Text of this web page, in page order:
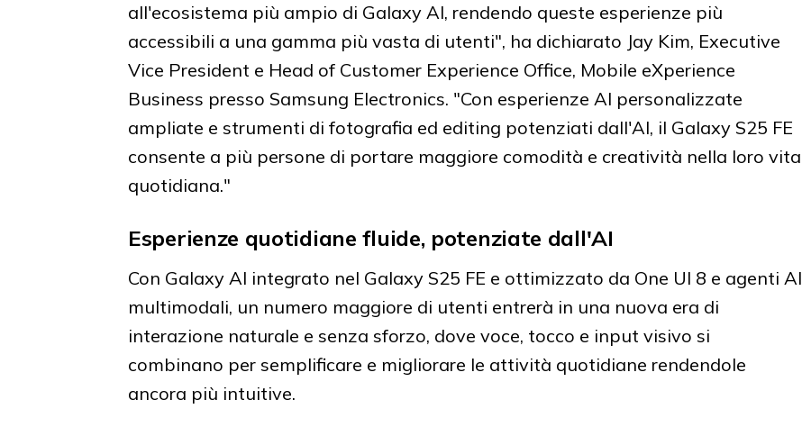
all'ecosistema più ampio di Galaxy AI, rendendo queste esperienze più
accessibili a una gamma più vasta di utenti", ha dichiarato Jay Kim, Executive
Vice President e Head of Customer Experience Office, Mobile eXperience
Business presso Samsung Electronics. "Con esperienze AI personalizzate
ampliate e strumenti di fotografia ed editing potenziati dall'AI, il Galaxy S25 FE
consente a più persone di portare maggiore comodità e creatività nella loro vita
quotidiana."
Esperienze quotidiane fluide, potenziate dall'AI
Con Galaxy AI integrato nel Galaxy S25 FE e ottimizzato da One UI 8 e agenti AI
multimodali, un numero maggiore di utenti entrerà in una nuova era di
interazione naturale e senza sforzo, dove voce, tocco e input visivo si
combinano per semplificare e migliorare le attività quotidiane rendendole
ancora più intuitive.